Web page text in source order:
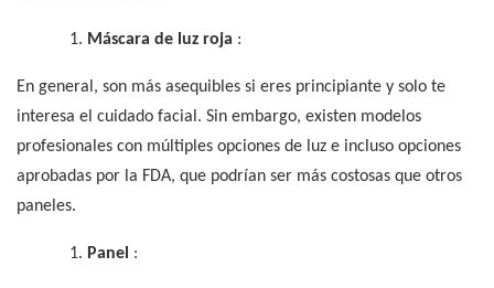
1. Máscara de luz roja :
En general, son más asequibles si eres principiante y solo te
interesa el cuidado facial. Sin embargo, existen modelos
profesionales con múltiples opciones de luz e incluso opciones
aprobadas por la FDA, que podrían ser más costosas que otros
paneles.
1. Panel :